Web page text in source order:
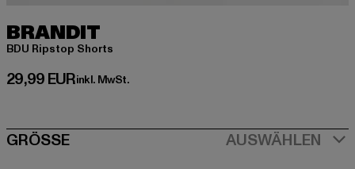
BRANDIT
BDU Ripstop Shorts
29,99 EUR
Derzeitiger Preis: 29,99 EUR
inkl. MwSt.
SIZE
GRÖSSE AUSWÄHLEN